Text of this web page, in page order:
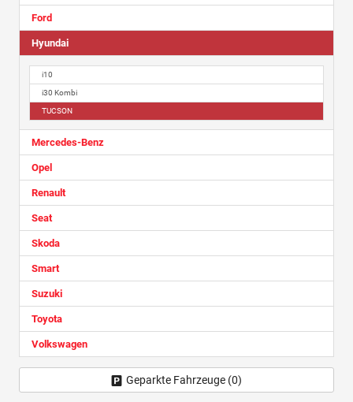
Ford
Hyundai
i10
i30 Kombi
TUCSON
Mercedes-Benz
Opel
Renault
Seat
Skoda
Smart
Suzuki
Toyota
Volkswagen
Geparkte Fahrzeuge (0)